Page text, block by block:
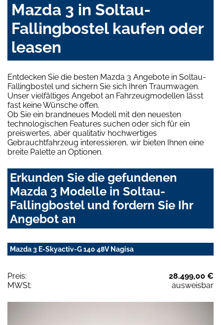
Mazda 3 in Soltau-
Fallingbostel kaufen oder
leasen
Entdecken Sie die besten Mazda 3 Angebote in Soltau-
Fallingbostel und sichern Sie sich Ihren Traumwagen.
Unser vielfältiges Angebot an Fahrzeugmodellen lässt
fast keine Wünsche offen.
Ob Sie ein brandneues Modell mit den neuesten
technologischen Features suchen oder sich für ein
preiswertes, aber qualitativ hochwertiges
Gebrauchtfahrzeug interessieren, wir bieten Ihnen eine
breite Palette an Optionen.
Erkunden Sie die gefundenen
Mazda 3 Modelle in Soltau-
Fallingbostel und fordern Sie Ihr
Angebot an
Mazda 3 E-Skyactiv-G 140 48V Nagisa
Preis:
28.499,00 €
MWSt:
ausweisbar